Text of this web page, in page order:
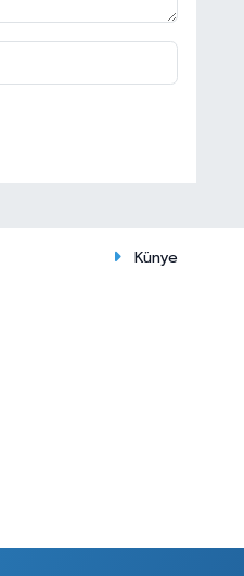
Künye